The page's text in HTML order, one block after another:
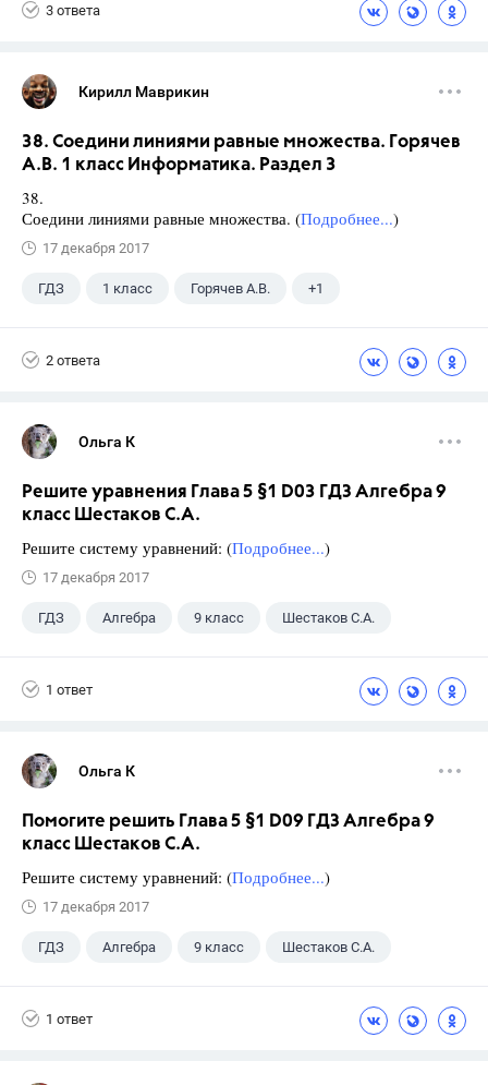
3 ответа
Кирилл Маврикин
38. Соедини линиями равные множества. Горячев
А.В. 1 класс Информатика. Раздел 3
38.
Соедини линиями равные множества. (Подробнее...)
17 декабря 2017
ГДЗ 1 класс Горячев А.В. +1
2 ответа
Ольга К
Решите уравнения Глава 5 §1 D03 ГДЗ Алгебра 9
класс Шестаков С.А.
Решите систему уравнений: (Подробнее...)
17 декабря 2017
ГДЗ Алгебра 9 класс Шестаков С.А.
1 ответ
Ольга К
Помогите решить Глава 5 §1 D09 ГДЗ Алгебра 9
класс Шестаков С.А.
Решите систему уравнений: (Подробнее...)
17 декабря 2017
ГДЗ Алгебра 9 класс Шестаков С.А.
1 ответ